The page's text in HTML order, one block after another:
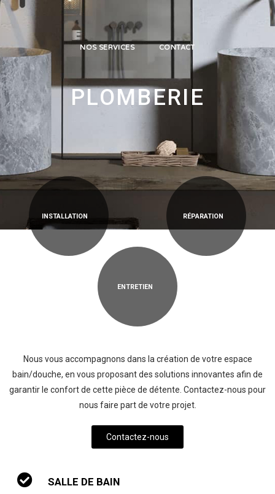
NOS SERVICES CONTACT
PLOMBERIE
INSTALLATION RÉPARATION
ENTRETIEN
Nous vous accompagnons dans la création de votre espace
bain/douche, en vous proposant des solutions innovantes afin de
garantir le confort de cette pièce de détente. Contactez-nous pour
nous faire part de votre projet.
Contactez-nous
SALLE DE BAIN